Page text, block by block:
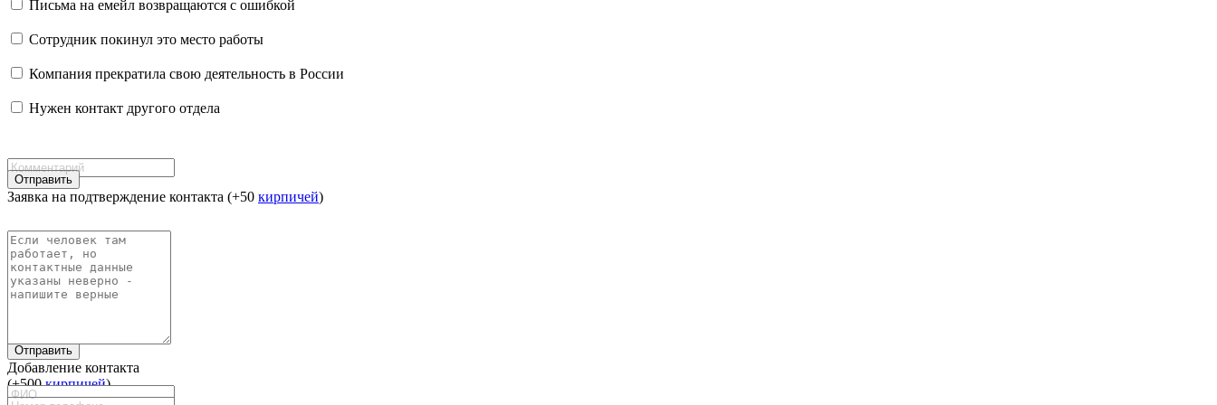
Письма на емейл возвращаются с ошибкой
Сотрудник покинул это место работы
Компания прекратила свою деятельность в России
Нужен контакт другого отдела
Отправить
Заявка на подтверждение контакта (+50 кирпичей)
Отправить
Добавление контакта
(+500кирпичей)